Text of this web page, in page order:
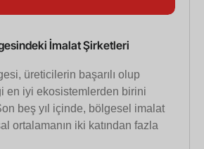
İmalat Şirketleri
üreticilerin başarılı olup
en iyi ekosistemlerden birini
beş yıl içinde, bölgesel imalat
ortalamanın iki katından fazla